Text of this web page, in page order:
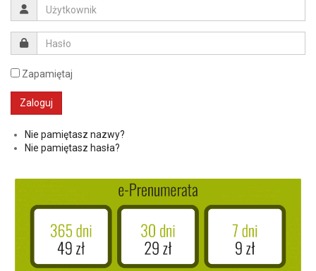
Zapamiętaj
Nie pamiętasz nazwy?
Nie pamiętasz hasła?